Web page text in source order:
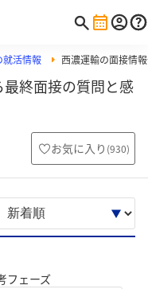
活情報 西濃運輸の面接情
終面接の質問と感
お気に入り (930)
フェーズ